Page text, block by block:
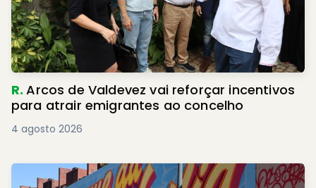
R.Arcos de Valdevez vai reforçar incentivos
para atrair emigrantes ao concelho
4 agosto 2026